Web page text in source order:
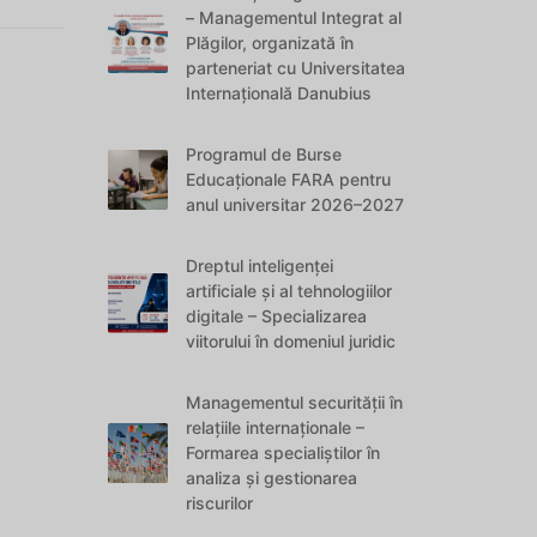
– Managementul Integrat al
Plăgilor, organizată în
parteneriat cu Universitatea
Internațională Danubius
Programul de Burse
Educaționale FARA pentru
anul universitar 2026–2027
Dreptul inteligenței
artificiale și al tehnologiilor
digitale – Specializarea
viitorului în domeniul juridic
Managementul securității în
relațiile internaționale –
Formarea specialiștilor în
analiza și gestionarea
riscurilor